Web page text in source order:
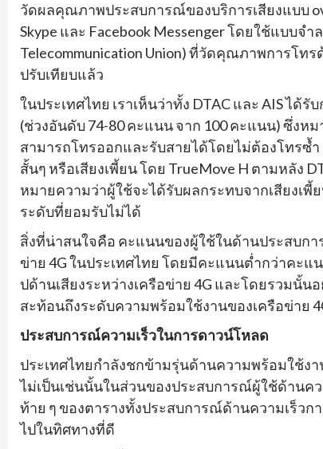
วัดผลคุณภาพประสบการณ์ของบริการเสียงแบบ
Skype และ Facebook Messenger โดยใช้แบบ
Telecommunication Union) ที่วัดคุณภาพการโท
ปรับเทียบแล้ว
ในประเทศไทย เราเห็นว่าทั้ง DTAC และ AIS ไ
(ช่วงอันดับ 74-80 คะแนน จาก 100 คะแนน) ซึ่งห
สามารถโทรออกและรับสายได้โดยไม่ต้องโทรซ้
สั้นๆ หรือเสียงเพี้ยน โดย TrueMove H ตามหลัง
หมายความว่าผู้ใช้จะได้รับผลกระทบจากเสียงเ
ระดับที่ยอมรับไม่ได้
สิ่งที่น่าสนใจคือ คะแนนของผู้ใช้ในด้านประสบกา
ข่าย 4G ในประเทศไทย โดยมีคะแนนต่ำกว่าคะ
ปด้านเสียงระหว่างเครือข่าย 4G และโดยรวมนั้
สะท้อนถึงระดับความพร้อมใช้งานของเครือข่าย
ประสบการณ์ความเร็วในการดาวน์โหลด
ประเทศไทยกำลังชกข้ามรุ่นด้านความพร้อมใช้ง
ไม่เป็นเช่นนั้นในส่วนของประสบการณ์ผู้ใช้ด้านคว
ท้าย ๆ ของตารางทั้งประสบการณ์ด้านความเร็ว
ไปในทิศทางที่ดี